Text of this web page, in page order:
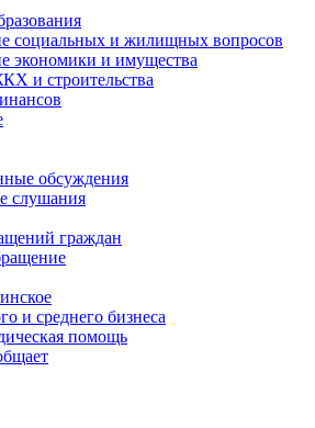
социальных и жилищных вопросов
экономики и имущества
и строительства
обсуждения
слушания
граждан
и среднего бизнеса
помощь